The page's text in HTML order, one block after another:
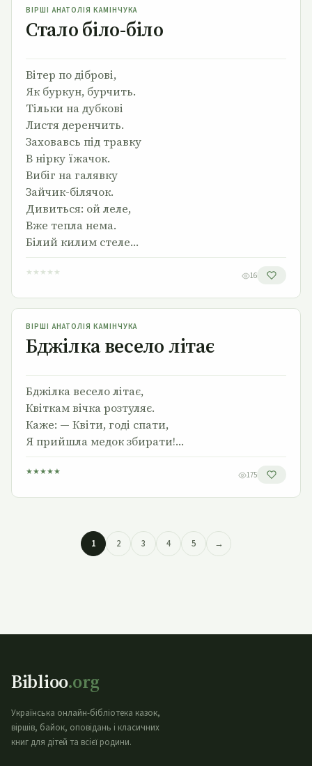
ВІРШІ АНАТОЛІЯ КАМІНЧУКА
Стало біло-біло
Вітер по діброві,
Як буркун, бурчить.
Тільки на дубкові
Листя деренчить.
Заховавсь під травку
В нірку їжачок.
Вибіг на галявку
Зайчик-білячок.
Дивиться: ой леле,
Вже тепла нема.
Білий килим стеле…
★ ★ ★ ★ ★ 16
Бджілка весело літає
ВІРШІ АНАТОЛІЯ КАМІНЧУКА
Бджілка весело літає
Бджілка весело літає,
Квіткам вічка розтуляє.
Каже: — Квіти, годі спати,
Я прийшла медок збирати!…
★★★★★ 175
1 2 3 4 5 →
Biblioo.org
Українська онлайн-бібліотека казок,
віршів, байок, оповідань і класичних
книг для дітей та всієї родини.